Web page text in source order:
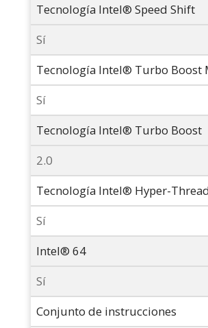
Tecnología Intel® Speed Shift
Sí
Tecnología Intel® Turbo Boost
Sí
Tecnología Intel® Turbo Boost
2.0
Tecnología Intel® Hyper-
Sí
Intel® 64
Sí
Conjunto de instrucciones